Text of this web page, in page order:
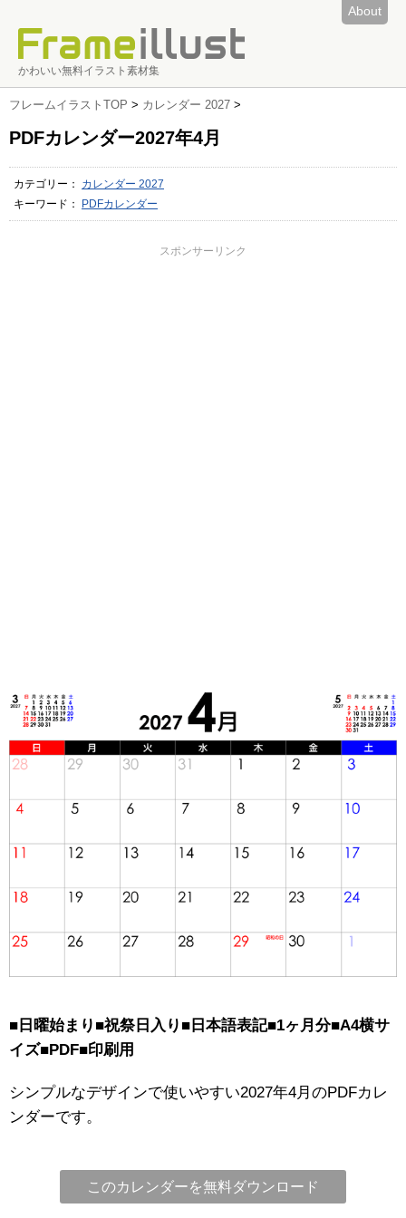
About
かわいい無料イラスト素材集
フレームイラストTOP > カレンダー 2027 >
PDFカレンダー2027年4月
カテゴリー： カレンダー 2027
キーワード：
PDFカレンダー
スポンサーリンク
■日曜始まり■祝祭日入り■日本語表記■1ヶ月分■A4横サ
イズ■PDF■印刷用
シンプルなデザインで使いやすい2027年4月のPDFカレ
ンダーです。
このカレンダーを無料ダウンロード